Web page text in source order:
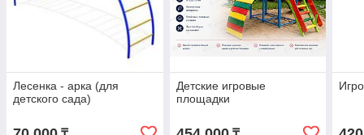
Лесенка - арка (для
детского сада)
Детские игровые
площадки